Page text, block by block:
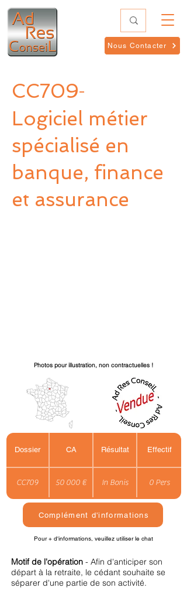
Nous Contacter
CC709-
Logiciel métier
spécialisé en
banque, finance
et assurance
Photos pour illustration, non contractuelles !
Dossier CA Résultat Effectif
CC709 50 000 € In Bonis 0 Pers
Complément d'informations
Pour + d'informations, veuillez utiliser le chat
Motif de l'opération - Afin d'anticiper son
départ à la retraite, le cédant souhaite se
séparer d'une partie de son activité.